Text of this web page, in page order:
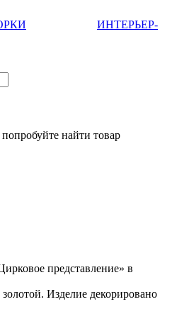
ИНТЕРЬЕР-
найти товар
представление» в
Изделие декорировано